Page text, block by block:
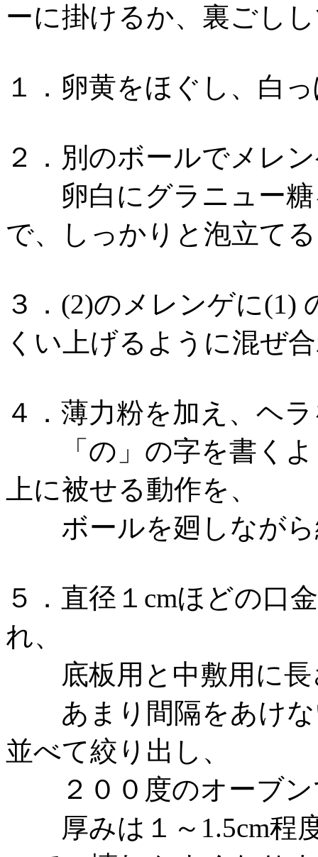
ーに掛けるか、裏ごし
１．卵黄をほぐし、白
２．別のボールでメレ
卵白にグラニュー糖
で、しっかりと泡立て
３．(2)のメレンゲに(1)
くい上げるように混ぜ
４．薄力粉を加え、ヘ
「の」の字を書くよ
上に被せる動作を、
ボールを廻しながら
５．直径１cmほどの口
れ、
底板用と中敷用に長
あまり間隔をあけな
並べて絞り出し、
２００度のオーブン
厚みは１～1.5cm程